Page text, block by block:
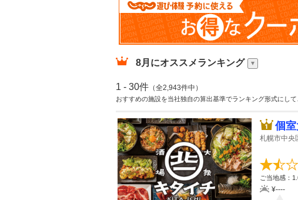
8月 にオススメランキング
1 - 30件 （全2,943件中）
おすすめの施設を当社独自の算出基準でランキング形式にして
個
札幌市中央
ご当地感：
¥----